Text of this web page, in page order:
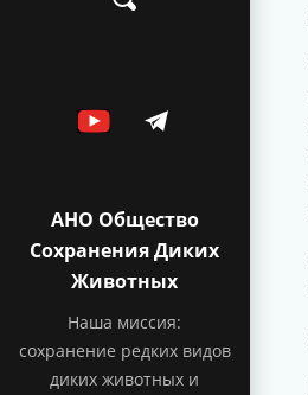
АНО Общество
Сохранения Диких
Животных
Наша миссия:
сохранение редких видов
диких животных и